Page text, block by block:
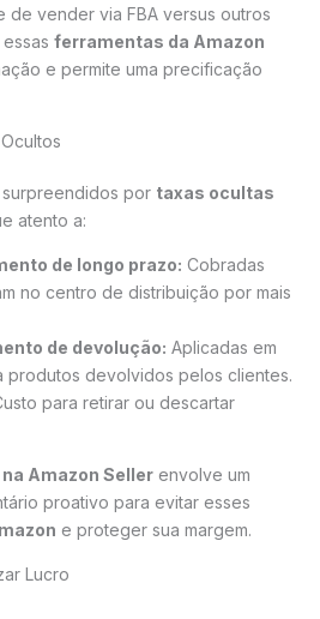
de vender via FBA versus outros
ferramentas da Amazon
e permite uma precificação
por taxas ocultas
atento a:
de longo prazo: Cobradas
no centro de distribuição por mais
de devolução: Aplicadas em
produtos devolvidos pelos clientes.
para retirar ou descartar
Amazon Sellerenvolve um
proativo para evitar esses
e proteger sua margem.
Lucro